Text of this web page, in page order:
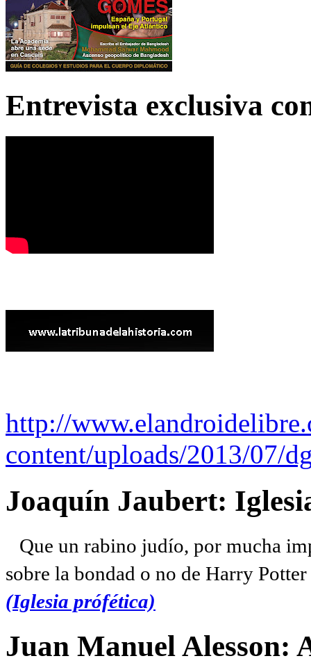
Entrevista exclusiva
http://
content/uploads/2013/07/
Joaquín Jaubert:
Que un rabino judío, por mucha
sobre la bondad o no de Harry
(Iglesia prófética)
Juan Manuel Alesson: